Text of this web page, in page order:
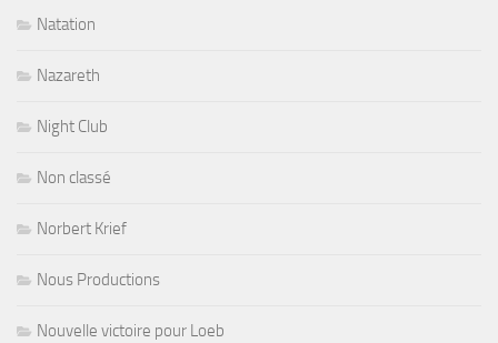
Natation
Nazareth
Night Club
Non classé
Norbert Krief
Nous Productions
Nouvelle victoire pour Loeb